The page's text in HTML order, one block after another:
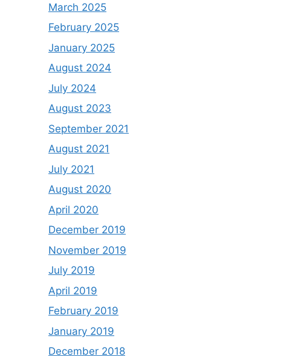
March 2025
February 2025
January 2025
August 2024
July 2024
August 2023
September 2021
August 2021
July 2021
August 2020
April 2020
December 2019
November 2019
July 2019
April 2019
February 2019
January 2019
December 2018